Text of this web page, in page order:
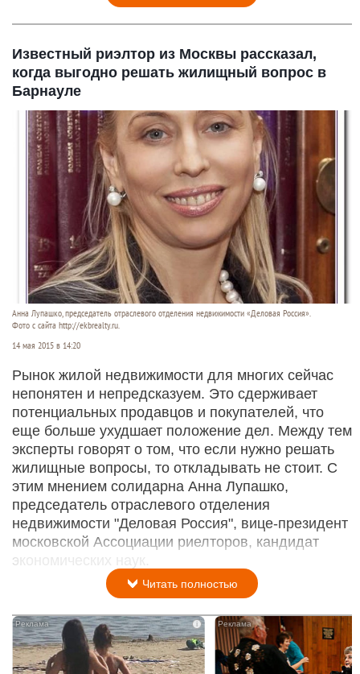
Известный риэлтор из Москвы рассказал,
когда выгодно решать жилищный вопрос в
Барнауле
Анна Лупашко, председатель отраслевого отделения недвижимости «Деловая Россия».
Фото с сайта http://ekbrealty.ru.
14 мая 2015 в 14:20
Рынок жилой недвижимости для многих сейчас
непонятен и непредсказуем. Это сдерживает
потенциальных продавцов и покупателей, что
еще больше ухудшает положение дел. Между тем
эксперты говорят о том, что если нужно решать
жилищные вопросы, то откладывать не стоит. С
этим мнением солидарна Анна Лупашко,
председатель отраслевого отделения
недвижимости "Деловая Россия", вице-президент
московской Ассоциации риелторов, кандидат
экономических наук.
Читать полностью
i